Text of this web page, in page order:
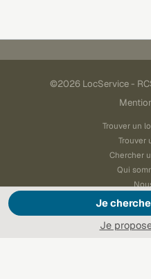
Je
Je
©2026 LocService -
Trouver un
Trouver
Chercher
Qui